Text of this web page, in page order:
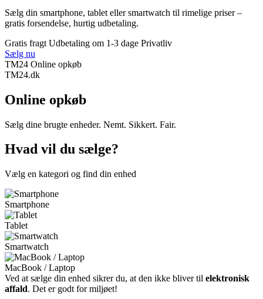
Sælg din smartphone, tablet eller smartwatch til rimelige priser –
gratis forsendelse, hurtig udbetaling.
Gratis fragt Udbetaling om 1-3 dage Privatliv
Sælg nu
TM24 Online opkøb
TM24.dk
Online opkøb
Sælg dine brugte enheder. Nemt. Sikkert. Fair.
Hvad vil du sælge?
Vælg en kategori og find din enhed
Smartphone
Tablet
Smartwatch
MacBook / Laptop
Ved at sælge din enhed sikrer du, at den ikke bliver til elektronisk
affald. Det er godt for miljøet!